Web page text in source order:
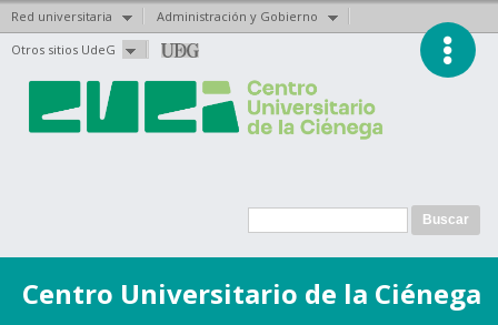
Red universitaria
Administración y Gobierno
Otros sitios UdeG
Pasar al
contenido
principal
Formulario de
Buscar
Centro Universitario de la Ciénega